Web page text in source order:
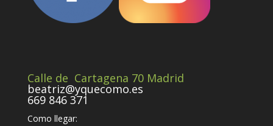
Calle de Cartagena 70 Madrid
beatriz@yquecomo.es
669 846 371
Como llegar: